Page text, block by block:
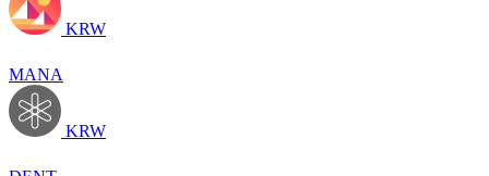
KRW
MANA
KRW